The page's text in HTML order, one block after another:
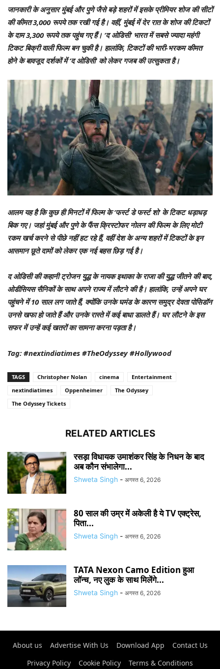
जानकारी के अनुसार मुंबई और पुणे जैसे बड़े शहरों में इसके प्रीमियर शोज की सीटों
की कीमत 3,000 रूपये तक रखी गई है। वहीं, मुंबई में देर रात के शोज की टिकटों
के दाम 3,300 रूपये तक पहुंच गए हैं। ‘द ओडिसी’ भारत में सबसे ज्यादा महंगी
टिकट बिक्री वाली फिल्म बन चुकी है। हालांकि, टिकटों की भारी-भरकम कीमत
होने के बावजूद दर्शकों में ‘द ओडिसी’ को लेकर गजब की उत्सुकता है।
आलम यह है कि कुछ ही मिनटों में फिल्म के ‘फर्स्ट डे फर्स्ट शो’ के टिकट धड़ाधड़
बिक गए। जहां मुंबई और पुणे के फैंस क्रिस्टोफर नोलन की फिल्म के लिए मोटी
रकम खर्च करने से पीछे नहीं हट रहे हैं, वहीं देश के अन्य शहरों में टिकटों के इन
आसमान छूते दामों को लेकर एक नई बहस छिड़ गई है।
द ओडिसी की कहानी ट्रोजन युद्ध के नायक इथाका के राजा की युद्ध जीतने की बाद,
ओडीसियस सैनिकों के साथ अपने राज्य में लौटने की है। हालांकि, उन्हें अपने घर
पहुंचने में 10 साल लग जाते हैं, क्योंकि उनके घमंड के कारण समुद्र देवता पोसिडॉन
उनसे खफा हो जाते हैं और उनके रास्ते में कई बाधा डालते हैं। घर लौटने के इस
सफर में उन्हें कई खतरों का सामना करना पड़ता है।
Tag: #nextindiatimes #TheOdyssey #Hollywood
TAGS Christopher Nolan cinema
Entertainment
nextindiatimes
Oppenheimer
The Odyssey
The Odyssey Tickets
RELATED ARTICLES
रसड़ा विधायक उमाशंकर सिंह के निधन के बाद
अब कौन संभालेगा...
Shweta Singh - अगस्त 6, 2026
80 साल की उम्र में अकेली है ये TV एक्ट्रेस,
पिता...
Shweta Singh - अगस्त 6, 2026
TATA Nexon Camo Edition हुआ
लॉन्च, नए लुक के साथ मिलेंगे...
Shweta Singh - अगस्त 6, 2026
About us Advertise With Us Download App
Contact Us
Privacy Policy
Cookie Policy Terms & Conditions